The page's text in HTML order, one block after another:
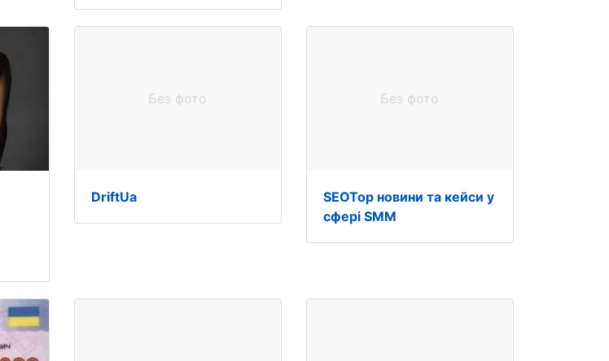
Без фото
DriftUa
Без фото
SEOTop новини та кейси у
сфері SMM